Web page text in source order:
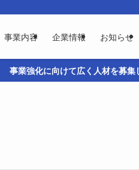
事業内容 企業情報 お知らせ
強化に向けて広く人材を募集して